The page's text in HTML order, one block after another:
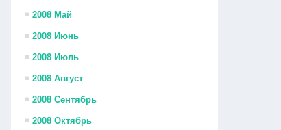
2008 Май
2008 Июнь
2008 Июль
2008 Август
2008 Сентябрь
2008 Октябрь